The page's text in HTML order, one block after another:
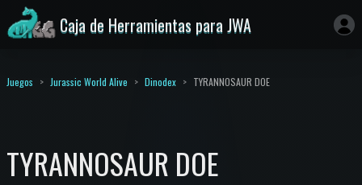
Caja de Herramientas para JWA
Juegos Jurassic World Alive Dinodex TYRANNOSAUR DOE
TYRANNOSAUR DOE